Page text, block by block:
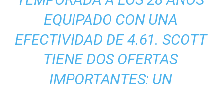
EQUIPADO CON UNA
EFECTIVIDAD DE 4.61. SCOTT
TIENE DOS OFERTAS
IMPORTANTES: UN